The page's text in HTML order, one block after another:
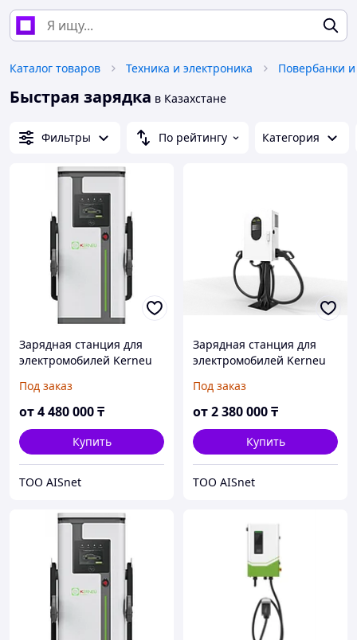
Каталог товаров Техника и электроника Повербанки
Быстрая зарядка в Казахстане
Фильтры По рейтингу Категория
Зарядная станция для
электромобилей Kerneu
CHAdeMO быстрая
Под заказ
от4 480 000₸
Купить
ТОО AISnet
Зарядная станция для
электромобилей Kerneu
Под заказ
от2 380 000₸
Купить
ТОО AISnet